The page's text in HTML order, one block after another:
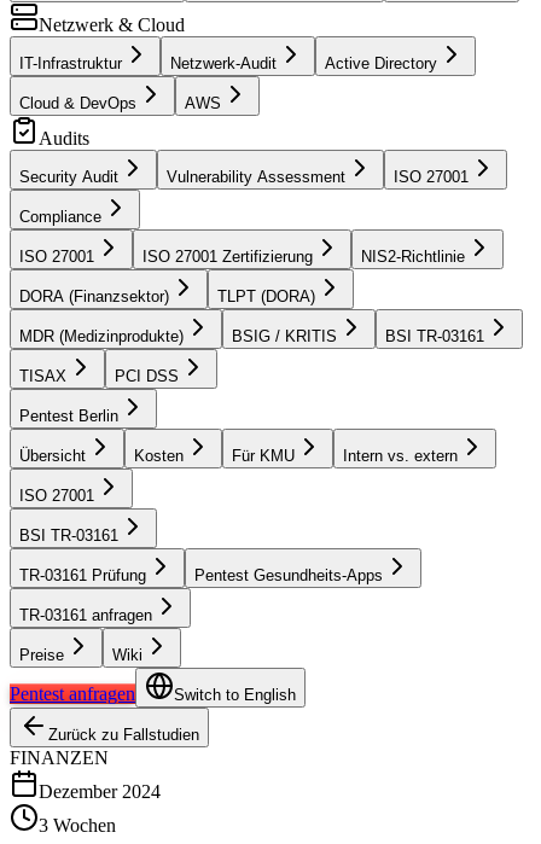
Netzwerk & Cloud
IT-Infrastruktur Netzwerk-Audit Active Directory
Cloud & DevOps AWS
Audits
Security Audit Vulnerability Assessment ISO 27001
Compliance
ISO 27001 ISO 27001 Zertifizierung NIS2-Richtlinie
DORA (Finanzsektor) TLPT (DORA)
MDR (Medizinprodukte) BSIG / KRITIS BSI TR-03161
TISAX PCI DSS
Pentest Berlin
Übersicht Kosten Für KMU Intern vs. extern
ISO 27001
BSI TR-03161
TR-03161 Prüfung Pentest Gesundheits-Apps
TR-03161 anfragen
Preise Wiki
Pentest anfragen Switch to English
Zurück zu Fallstudien
FINANZEN
Dezember 2024
3 Wochen